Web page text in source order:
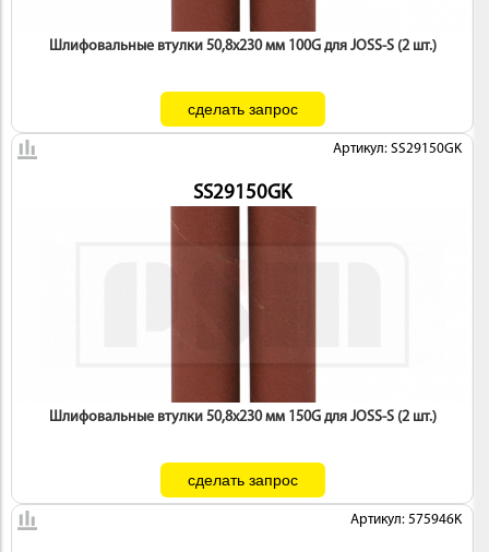
Шлифовальные втулки 50,8х230 мм 100G для JOSS-S (2 шт.)
Артикул: SS29150GK
SS29150GK
Шлифовальные втулки 50,8х230 мм 150G для JOSS-S (2 шт.)
Артикул: 575946K